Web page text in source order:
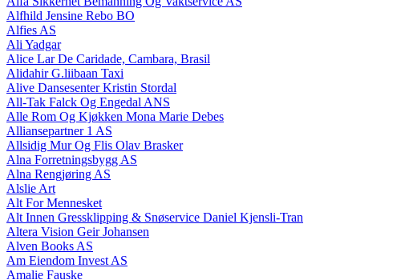
Alfhild Jensine Rebo BO
Alfies AS
Ali Yadgar
Alice Lar De Caridade, Cambara, Brasil
Alidahir G.liibaan Taxi
Alive Dansesenter Kristin Stordal
All-Tak Falck Og Engedal ANS
Alle Rom Og Kjøkken Mona Marie Debes
Alliansepartner 1 AS
Allsidig Mur Og Flis Olav Brasker
Alna Forretningsbygg AS
Alna Rengjøring AS
Alslie Art
Alt For Mennesket
Alt Innen Gressklipping & Snøservice Daniel Kjensli-Tran
Altera Vision Geir Johansen
Alven Books AS
Am Eiendom Invest AS
Amalie Fauske